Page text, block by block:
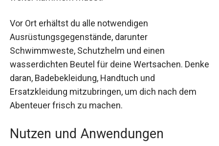
um nichts weiter kümmern musst.
Vor Ort erhältst du alle notwendigen
Ausrüstungsgegenstände, darunter
Schwimmweste, Schutzhelm und einen
wasserdichten Beutel für deine Wertsachen.
Denke daran, Badebekleidung, Handtuch und
Abenteuer frisch zu machen.